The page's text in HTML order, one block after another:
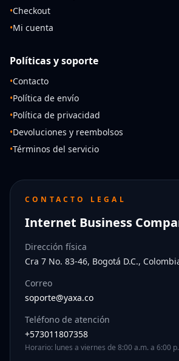
•Checkout
•Mi cuenta
Políticas y soporte
•Contacto
•Política de envío
•Política de privacidad
•Devoluciones y reembolsos
•Términos del servicio
CONTACTO LEGAL
Internet Business
Dirección física
Cra 7 No. 83-46, Bogotá D.C.,
Correo
soporte@yaxa.co
Teléfono de atención
+573011807358
Horario: lunes a viernes de 8:00 a.m. a 6:00